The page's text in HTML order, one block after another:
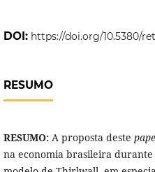
DOI: https://doi.org/10.5380/
RESUMO
RESUMO: A proposta deste
na economia brasileira durante